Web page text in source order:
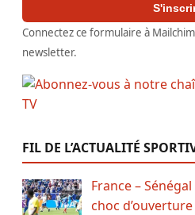
Connectez ce formulaire à
newsletter.
FIL DE L’ACTUALITÉ
France –
choc